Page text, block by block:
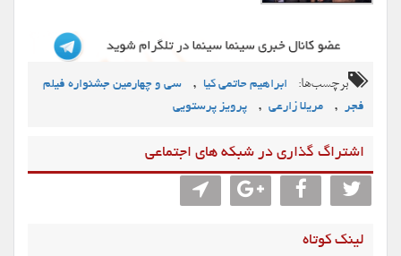
برچسب‌ها: ابراهیم حاتمی کیا ,
سی و چهارمین جشنواره فیلم
فجر , مریلا زارعی , پرویز پرستویی
اشتراگ گذاری در شبکه های اجتماعی
لینک کوتاه